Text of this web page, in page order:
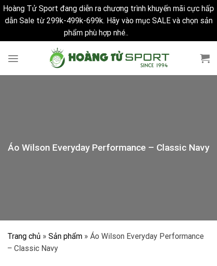
Hoàng Tử Sport đang diễn ra chương trình khuyến mãi cực hấp
dẫn Sale từ 299k-499k-699k. Hãy vào mục SALE và chọn sản
phẩm phù hợp nhé..
Áo Wilson Everyday Performance – Classic Navy
Trang chủ » Sản phẩm » Áo Wilson Everyday Performance
– Classic Navy